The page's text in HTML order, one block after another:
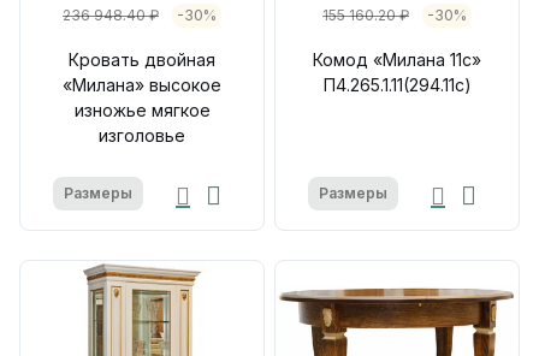
236 948.40 ₽ -30%
Кровать двойная
«Милана» высокое
изножье мягкое
изголовье
Размеры
155 160.20 ₽ -30%
Комод «Милана 11с»
П4.265.1.11(294.11с)
Размеры